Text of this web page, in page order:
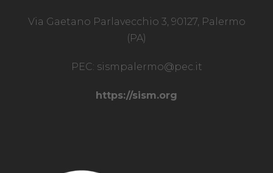
Via Gaetano Parlavecchio 3, 90127, Palermo
(PA)
PEC: sismpalermo@pec.it
https://sism.org